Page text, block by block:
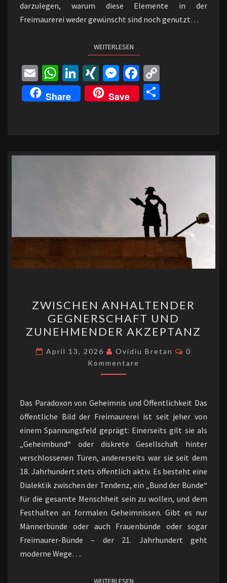
darzulegen, warum diese Elemente in der
Freimaurerei weder gewünscht sind noch genutzt…
WEITERLESENWEITERLESEN
E
m
ai
W
h
at
p
Li
n
ke
XI
N
G
M
es
se
r
Fa
ce
b
k n
Share Save
ANHALTENDER
GEGNERSCHAFT
UND
ZUNEHMENDER
AKZEPTANZ
ZWISCHEN ANHALTENDER
GEGNERSCHAFT UND
ZUNEHMENDER AKZEPTANZ
April 13, 2026 Ovidiu Bretan
0
Kommentare
Das Paradoxon von Geheimnis und Öffentlichkeit Das
öffentliche Bild der Freimaurerei ist seit jeher von
einem Spannungsfeld geprägt: Einerseits gilt sie als
„Geheimbund“ oder diskrete Gesellschaft hinter
verschlossenen Türen, andererseits war sie seit dem
18. Jahrhundert stets öffentlich aktiv. Es besteht eine
Dialektik zwischen der Tendenz, ein „Bund der Bünde“
für die gesamte Menschheit sein zu wollen, und dem
Festhalten an formalen Geheimnissen. Gibt es nur
Männerbünde oder auch Frauenbünde oder sogar
Freimaurer-Bünde – der 21. Jahrhundert geht
moderne Wege….
WEITERLESENWEITERLESEN